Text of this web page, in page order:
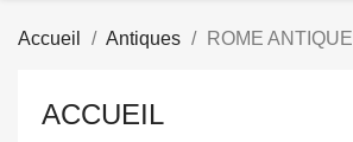
Accueil Antiques ROME ANTIQUE
ACCUEIL